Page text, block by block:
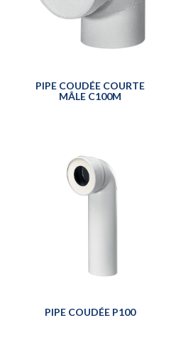
PIPE COUDÉE COURTE
MÂLE C100M
PIPE COUDÉE P100